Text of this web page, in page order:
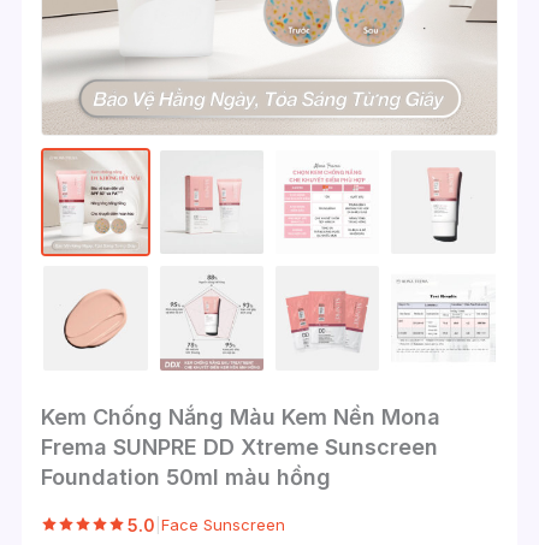
Kem Chống Nắng Màu Kem Nền Mona
Frema SUNPRE DD Xtreme Sunscreen
Foundation 50ml màu hồng
5.0 |Face Sunscreen